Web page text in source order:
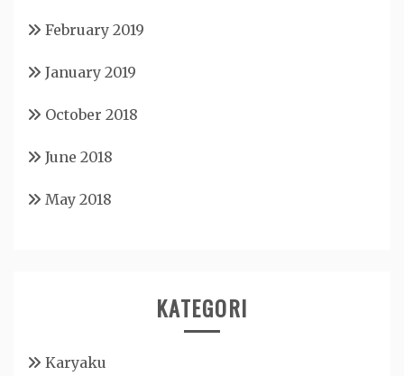
February 2019
January 2019
October 2018
June 2018
May 2018
KATEGORI
Karyaku